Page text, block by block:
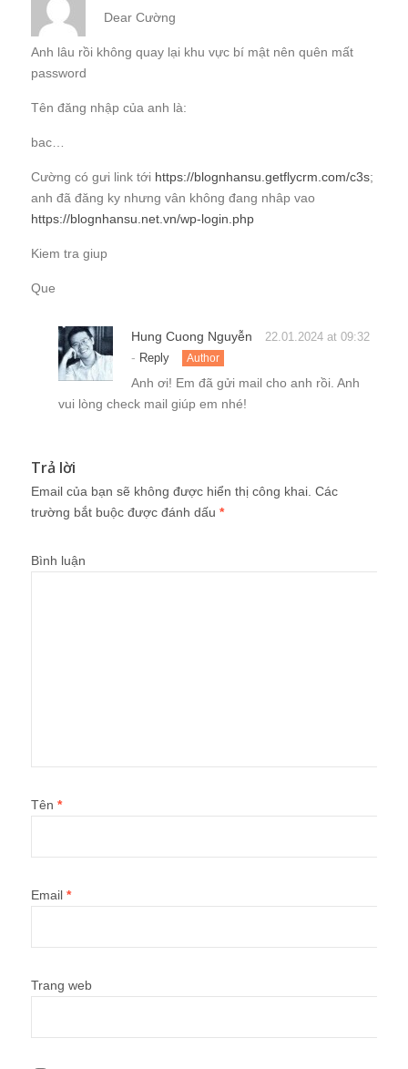
Dear Cường
Anh lâu rồi không quay lại khu vực bí mật nên quên mất
password
Tên đăng nhập của anh là:
bac…
Cường có gưi link tới https://blognhansu.getflycrm.com/c3s;
anh đã đăng ky nhưng vân không đang nhâp vao
https://blognhansu.net.vn/wp-login.php
Kiem tra giup
Que
Hung Cuong Nguyễn 22.01.2024 at 09:32
- Reply Author
Anh ơi! Em đã gửi mail cho anh rồi. Anh
vui lòng check mail giúp em nhé!
Trả lời
Email của bạn sẽ không được hiển thị công khai. Các
trường bắt buộc được đánh dấu *
Bình luận
Tên *
Email *
Trang web